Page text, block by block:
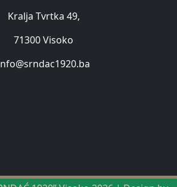
Kralja Tvrtka 49,
71300 Visoko